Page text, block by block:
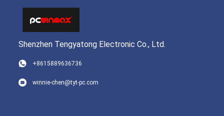
Shenzhen Tengyatong Electronic Co., Ltd.
+8615889636736
winnie-chen@tyt-pc.com